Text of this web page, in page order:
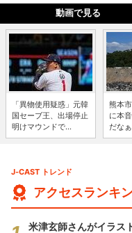
動画で見る
「異物使用疑惑」元韓
国セーブ王、出場停止
明けマウンドで...
熊本
に本
だな
J-CAST トレンド
アクセスランキ
米津玄師さんがイラス